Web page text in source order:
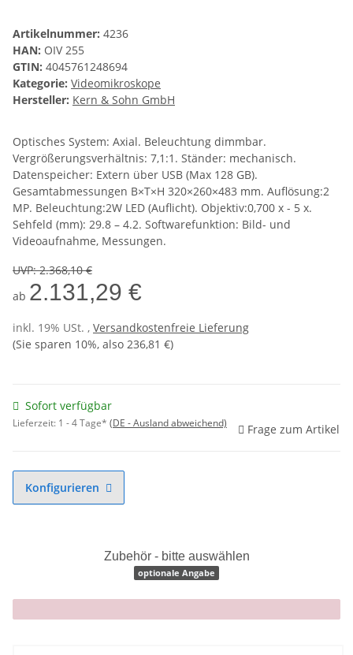
Artikelnummer: 4236
HAN: OIV 255
GTIN: 4045761248694
Kategorie: Videomikroskope
Hersteller: Kern & Sohn GmbH
Optisches System: Axial. Beleuchtung dimmbar.
Vergrößerungsverhältnis: 7,1:1. Ständer: mechanisch.
Datenspeicher: Extern über USB (Max 128 GB).
Gesamtabmessungen B×T×H 320×260×483 mm. Auflösung:2
MP. Beleuchtung:2W LED (Auflicht). Objektiv:0,700 x - 5 x.
Sehfeld (mm): 29.8 – 4.2. Softwarefunktion: Bild- und
Videoaufnahme, Messungen.
UVP:2.368,10 €
ab 2.131,29 €
inkl. 19% USt. , Versandkostenfreie Lieferung
(Sie sparen 10%, also 236,81 €)
Sofort verfügbar
Lieferzeit: 1 - 4 Tage* (DE - Ausland abweichend) Frage zum Artikel
Konfigurieren
Zubehör - bitte auswählen
optionale Angabe
x